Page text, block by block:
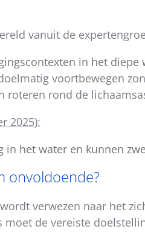
vanuit de
in het diepe
voortbewegen
roteren rond de
2025):
in het water en kunnen
onvoldoende?
verwezen naar het
moet de vereiste